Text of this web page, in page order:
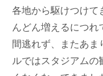
各地から駆けつけて
んどん増えるにつれ
間逃れず、またあま
ルではスタジアムの